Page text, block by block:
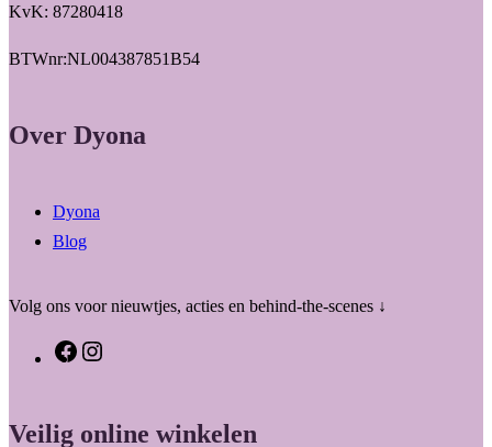
KvK: 87280418
BTWnr:NL004387851B54
Over Dyona
Dyona
Blog
Volg ons voor nieuwtjes, acties en behind-the-scenes ↓
F
e
t
Veilig online winkelen